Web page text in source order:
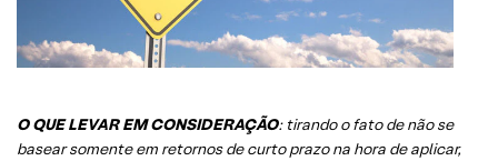
O QUE LEVAR EM CONSIDERAÇÃO: tirando o fato de não se
basear somente em retornos de curto prazo na hora de aplicar,